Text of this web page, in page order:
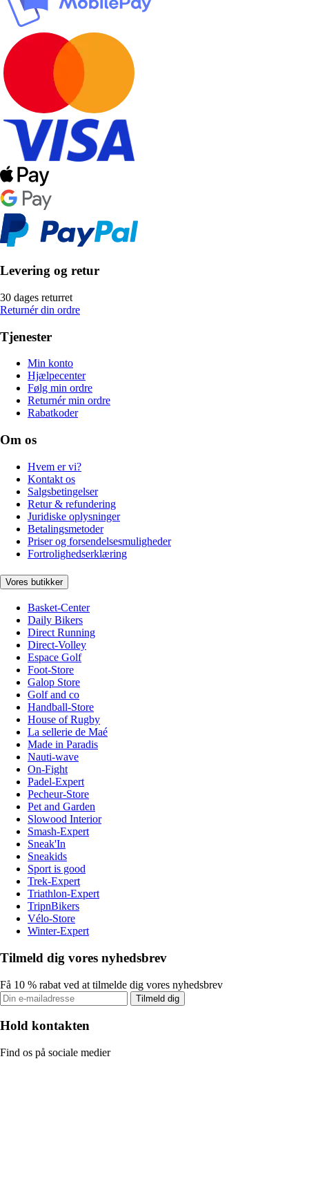
Levering og retur
30 dages returret
Returnér din ordre
Tjenester
Min konto
Hjælpecenter
Følg min ordre
Returnér min ordre
Rabatkoder
Om os
Hvem er vi?
Kontakt os
Salgsbetingelser
Retur & refundering
Juridiske oplysninger
Betalingsmetoder
Priser og forsendelsesmuligheder
Fortrolighedserklæring
Vores butikker
Basket-Center
Daily Bikers
Direct Running
Direct-Volley
Espace Golf
Foot-Store
Galop Store
Golf and co
Handball-Store
House of Rugby
La sellerie de Maé
Made in Paradis
Nauti-wave
On-Fight
Padel-Expert
Pecheur-Store
Pet and Garden
Slowood Interior
Smash-Expert
Sneak'In
Sneakids
Sport is good
Trek-Expert
Triathlon-Expert
TripnBikers
Vélo-Store
Winter-Expert
Tilmeld dig vores nyhedsbrev
Få 10 % rabat ved at tilmelde dig vores nyhedsbrev
Tilmeld dig
Hold kontakten
Find os på sociale medier